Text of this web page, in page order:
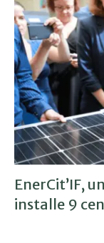
EnerCit’IF,
installe 9